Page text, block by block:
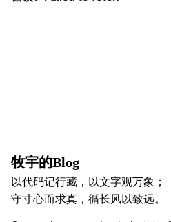
牧宇的Blog
以代码记行藏，以文字观万象；
守寸心而求真，循长风以致远。